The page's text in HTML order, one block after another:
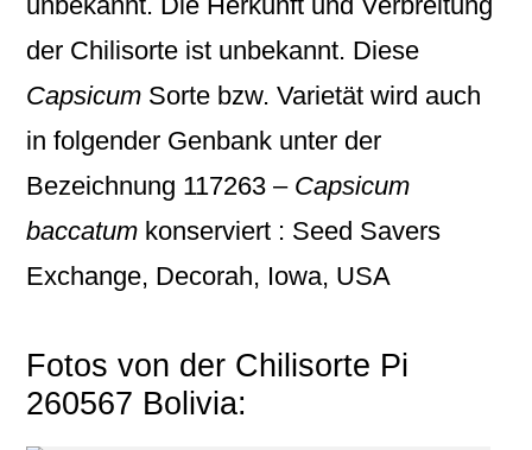
der Chilisorte ist unbekannt. Diese
Capsicum Sorte bzw. Varietät wird auch
in folgender Genbank unter der
Bezeichnung 117263 – Capsicum
baccatum konserviert : Seed Savers
Exchange, Decorah, Iowa, USA
Fotos von der Chilisorte Pi
260567 Bolivia: